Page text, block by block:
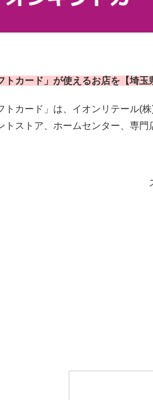
トカード 」が使えるお店を【埼
トカード」は、イオンリテール(
トストア、ホームセンター、専門